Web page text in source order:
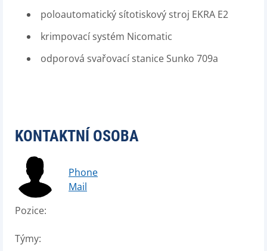
poloautomatický sítotiskový stroj EKRA E2
krimpovací systém Nicomatic
odporová svařovací stanice Sunko 709a
KONTAKTNÍ OSOBA
Phone
Mail
Pozice:
Týmy: